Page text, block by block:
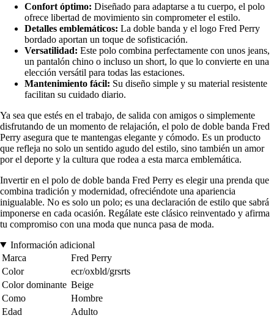
Confort óptimo: Diseñado para adaptarse a tu cuerpo, el polo
ofrece libertad de movimiento sin comprometer el estilo.
Detalles emblemáticos: La doble banda y el logo Fred Perry
bordado aportan un toque de sofisticación.
Versatilidad: Este polo combina perfectamente con unos jeans,
un pantalón chino o incluso un short, lo que lo convierte en una
elección versátil para todas las estaciones.
Mantenimiento fácil: Su diseño simple y su material resistente
facilitan su cuidado diario.
Ya sea que estés en el trabajo, de salida con amigos o simplemente
disfrutando de un momento de relajación, el polo de doble banda Fred
Perry asegura que te mantengas elegante y cómodo. Es un producto
que refleja no solo un sentido agudo del estilo, sino también un amor
por el deporte y la cultura que rodea a esta marca emblemática.
Invertir en el polo de doble banda Fred Perry es elegir una prenda que
combina tradición y modernidad, ofreciéndote una apariencia
inigualable. No es solo un polo; es una declaración de estilo que sabrá
imponerse en cada ocasión. Regálate este clásico reinventado y afirma
tu compromiso con una moda que nunca pasa de moda.
Información adicional
Marca
Fred Perry
Color
ecr/oxbld/grsrts
Color dominante Beige
Como
Hombre
Edad
Adulto